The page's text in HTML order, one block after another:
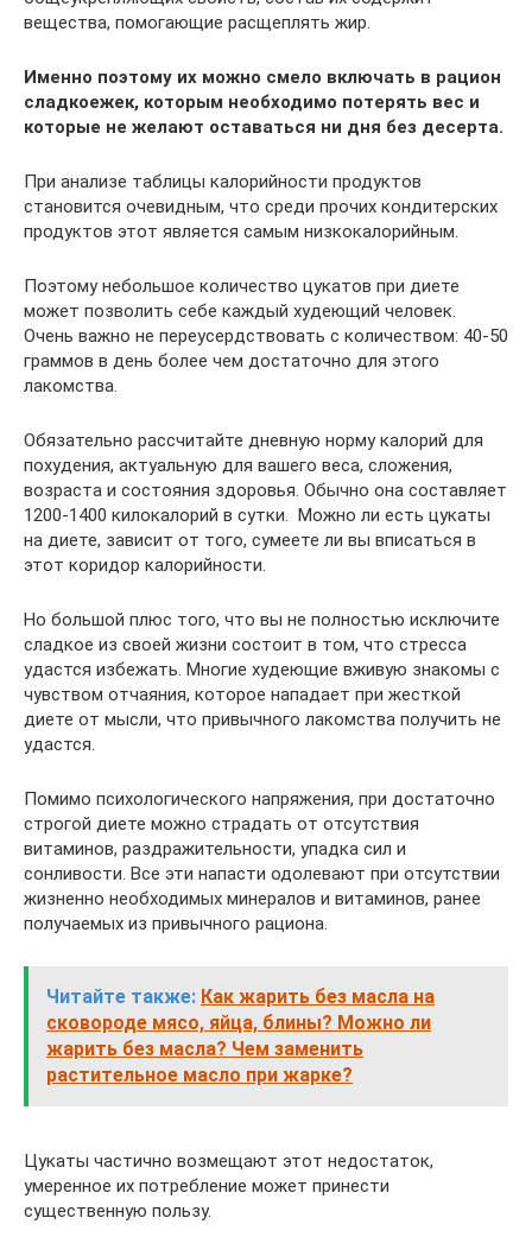
вещества, помогающие расщеплять жир.
Именно поэтому их можно смело включать в рацион
сладкоежек, которым необходимо потерять вес и
которые не желают оставаться ни дня без десерта.
При анализе таблицы калорийности продуктов
становится очевидным, что среди прочих кондитерских
продуктов этот является самым низкокалорийным.
Поэтому небольшое количество цукатов при диете
может позволить себе каждый худеющий человек.
Очень важно не переусердствовать с количеством: 40-50
граммов в день более чем достаточно для этого
лакомства.
Обязательно рассчитайте дневную норму калорий для
похудения, актуальную для вашего веса, сложения,
возраста и состояния здоровья. Обычно она составляет
1200-1400 килокалорий в сутки. Можно ли есть цукаты
на диете, зависит от того, сумеете ли вы вписаться в
этот коридор калорийности.
Но большой плюс того, что вы не полностью исключите
сладкое из своей жизни состоит в том, что стресса
удастся избежать. Многие худеющие вживую знакомы с
чувством отчаяния, которое нападает при жесткой
диете от мысли, что привычного лакомства получить не
удастся.
Помимо психологического напряжения, при достаточно
строгой диете можно страдать от отсутствия
витаминов, раздражительности, упадка сил и
сонливости. Все эти напасти одолевают при отсутствии
жизненно необходимых минералов и витаминов, ранее
получаемых из привычного рациона.
Читайте также: Как жарить без масла на
сковороде мясо, яйца, блины? Можно ли
жарить без масла? Чем заменить
растительное масло при жарке?
Цукаты частично возмещают этот недостаток,
умеренное их потребление может принести
существенную пользу.